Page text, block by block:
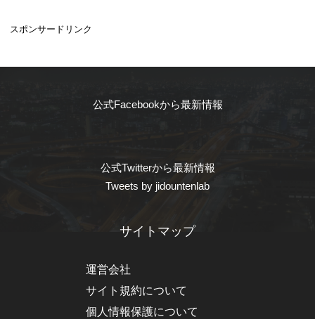
スポンサードリンク
公式Facebookから最新情報
公式Twitterから最新情報
Tweets by jidountenlab
サイトマップ
運営会社
サイト規約について
個人情報保護について